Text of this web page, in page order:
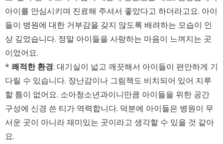
아이를 안심시키며 진료해 주셔서 좋았다고 하더라고요. 아이
들이 병원에 대한 거부감을 갖지 않도록 배려하는 모습이 인
상 깊었습니다. 정말 아이들을 사랑하는 마음이 느껴지는 곳
이었어요.
* 쾌적한 환경: 대기실이 넓고 깨끗해서 아이들이 편안하게 기
다릴 수 있습니다. 장난감이나 그림책도 비치되어 있어 지루
할 틈이 없어요. 소아청소년과이니만큼 아이들을 위한 공간
구성에 신경 쓴 티가 역력합니다. 덕분에 아이들은 병원이 무
서운 곳이 아니라 재미있는 곳이라고 생각할 수 있을 것 같아
요.